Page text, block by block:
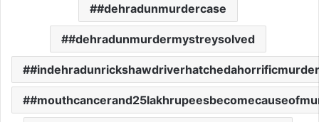
#dehradunmurdercase
#dehradunmurdermystreysolved